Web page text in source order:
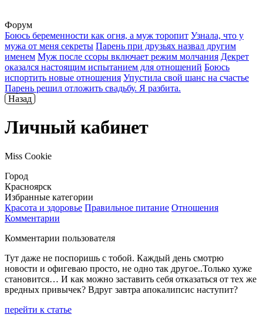
Форум
Боюсь беременности как огня, а муж торопит Узнала, что у
мужа от меня секреты Парень при друзьях назвал другим
именем Муж после ссоры включает режим молчания Декрет
оказался настоящим испытанием для отношений Боюсь
испортить новые отношения Упустила свой шанс на счастье
Парень решил отложить свадьбу. Я разбита.
Назад
Личный кабинет
Miss Cookie
Город
Красноярск
Избранные категории
Красота и здоровье Правильное питание Отношения
Комментарии
Комментарии пользователя
Тут даже не поспоришь с тобой. Каждый день смотрю
новости и офигеваю просто, не одно так другое..Только хуже
становится… И как можно заставить себя отказаться от тех же
вредных привычек? Вдруг завтра апокалипсис наступит?
перейти к статье